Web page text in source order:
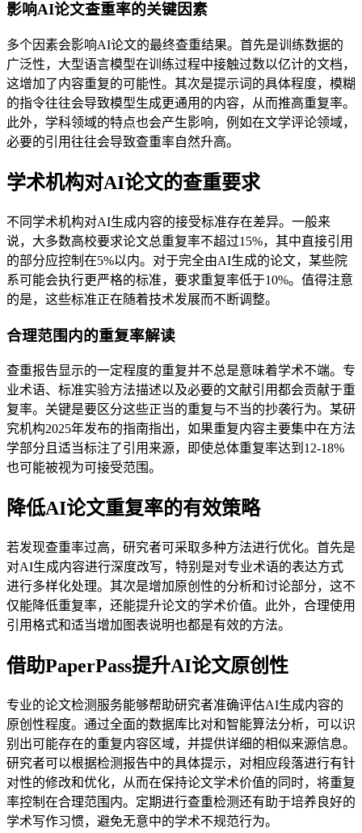
影响AI论文查重率的关键因素
多个因素会影响AI论文的最终查重结果。首先是训练数据的
广泛性，大型语言模型在训练过程中接触过数以亿计的文档，
这增加了内容重复的可能性。其次是提示词的具体程度，模糊
的指令往往会导致模型生成更通用的内容，从而推高重复率。
此外，学科领域的特点也会产生影响，例如在文学评论领域，
必要的引用往往会导致查重率自然升高。
学术机构对AI论文的查重要求
不同学术机构对AI生成内容的接受标准存在差异。一般来
说，大多数高校要求论文总重复率不超过15%，其中直接引用
的部分应控制在5%以内。对于完全由AI生成的论文，某些院
系可能会执行更严格的标准，要求重复率低于10%。值得注意
的是，这些标准正在随着技术发展而不断调整。
合理范围内的重复率解读
查重报告显示的一定程度的重复并不总是意味着学术不端。专
业术语、标准实验方法描述以及必要的文献引用都会贡献于重
复率。关键是要区分这些正当的重复与不当的抄袭行为。某研
究机构2025年发布的指南指出，如果重复内容主要集中在方法
学部分且适当标注了引用来源，即使总体重复率达到12-18%
也可能被视为可接受范围。
降低AI论文重复率的有效策略
若发现查重率过高，研究者可采取多种方法进行优化。首先是
对AI生成内容进行深度改写，特别是对专业术语的表达方式
进行多样化处理。其次是增加原创性的分析和讨论部分，这不
仅能降低重复率，还能提升论文的学术价值。此外，合理使用
引用格式和适当增加图表说明也都是有效的方法。
借助PaperPass提升AI论文原创性
专业的论文检测服务能够帮助研究者准确评估AI生成内容的
原创性程度。通过全面的数据库比对和智能算法分析，可以识
别出可能存在的重复内容区域，并提供详细的相似来源信息。
研究者可以根据检测报告中的具体提示，对相应段落进行有针
对性的修改和优化，从而在保持论文学术价值的同时，将重复
率控制在合理范围内。定期进行查重检测还有助于培养良好的
学术写作习惯，避免无意中的学术不规范行为。